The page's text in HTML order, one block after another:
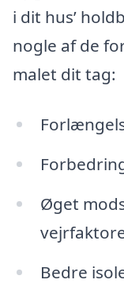
i dit hus’
nogle af de
malet dit tag:
Øget
Bedre